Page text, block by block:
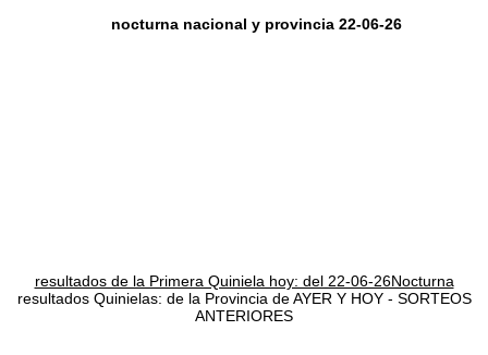
nocturna nacional y provincia 22-06-26
resultados de la Primera Quiniela hoy: del 22-06-26Nocturna
resultados Quinielas: de la Provincia de AYER Y HOY - SORTEOS
ANTERIORES